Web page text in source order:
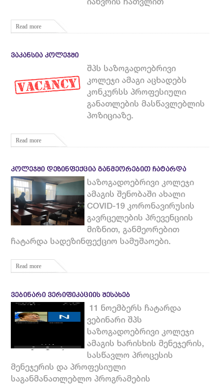
Read more
ᲕᲐᲙᲐᲜᲡᲘᲐ ᲙᲝᲚᲔᲯᲨᲘ
შპს საზოგადოებრივი
კოლეჯი ამაგი აცხადებს
კონკურსს პროფესიული
განათლების მასწავლებლის
პოზიციაზე.
Read more
ᲙᲝᲚᲔᲯᲨᲘ ᲓᲔᲖᲘᲜᲤᲔᲥᲪᲘᲐ ᲒᲐᲜᲛᲔᲝᲠᲔᲑᲘᲗ ᲩᲐᲢᲐᲠᲓᲐ
საზოგადოებრივი კოლეჯი
ამაგის შენობაში ახალი
COVID-19 კორონავირუსის
გავრცელების პრევენციის
მიზნით, განმეორებით
ჩატარდა სადეზინფექციო სამუშაოები.
Read more
ᲕᲔᲑᲘᲜᲐᲠᲘ ᲕᲔᲠᲘᲤᲘᲙᲐᲪᲘᲘᲡ ᲨᲔᲡᲐᲮᲔᲑ
11 ნოემბერს ჩატარდა
ვებინარი შპს
საზოგადოებრივი კოლეჯი
ამაგის ხარისხის მენეჯერის,
სასწავლო პროცესის
მენეჯერის და პროფესიული
საგანმანათლებლო პროგრამების